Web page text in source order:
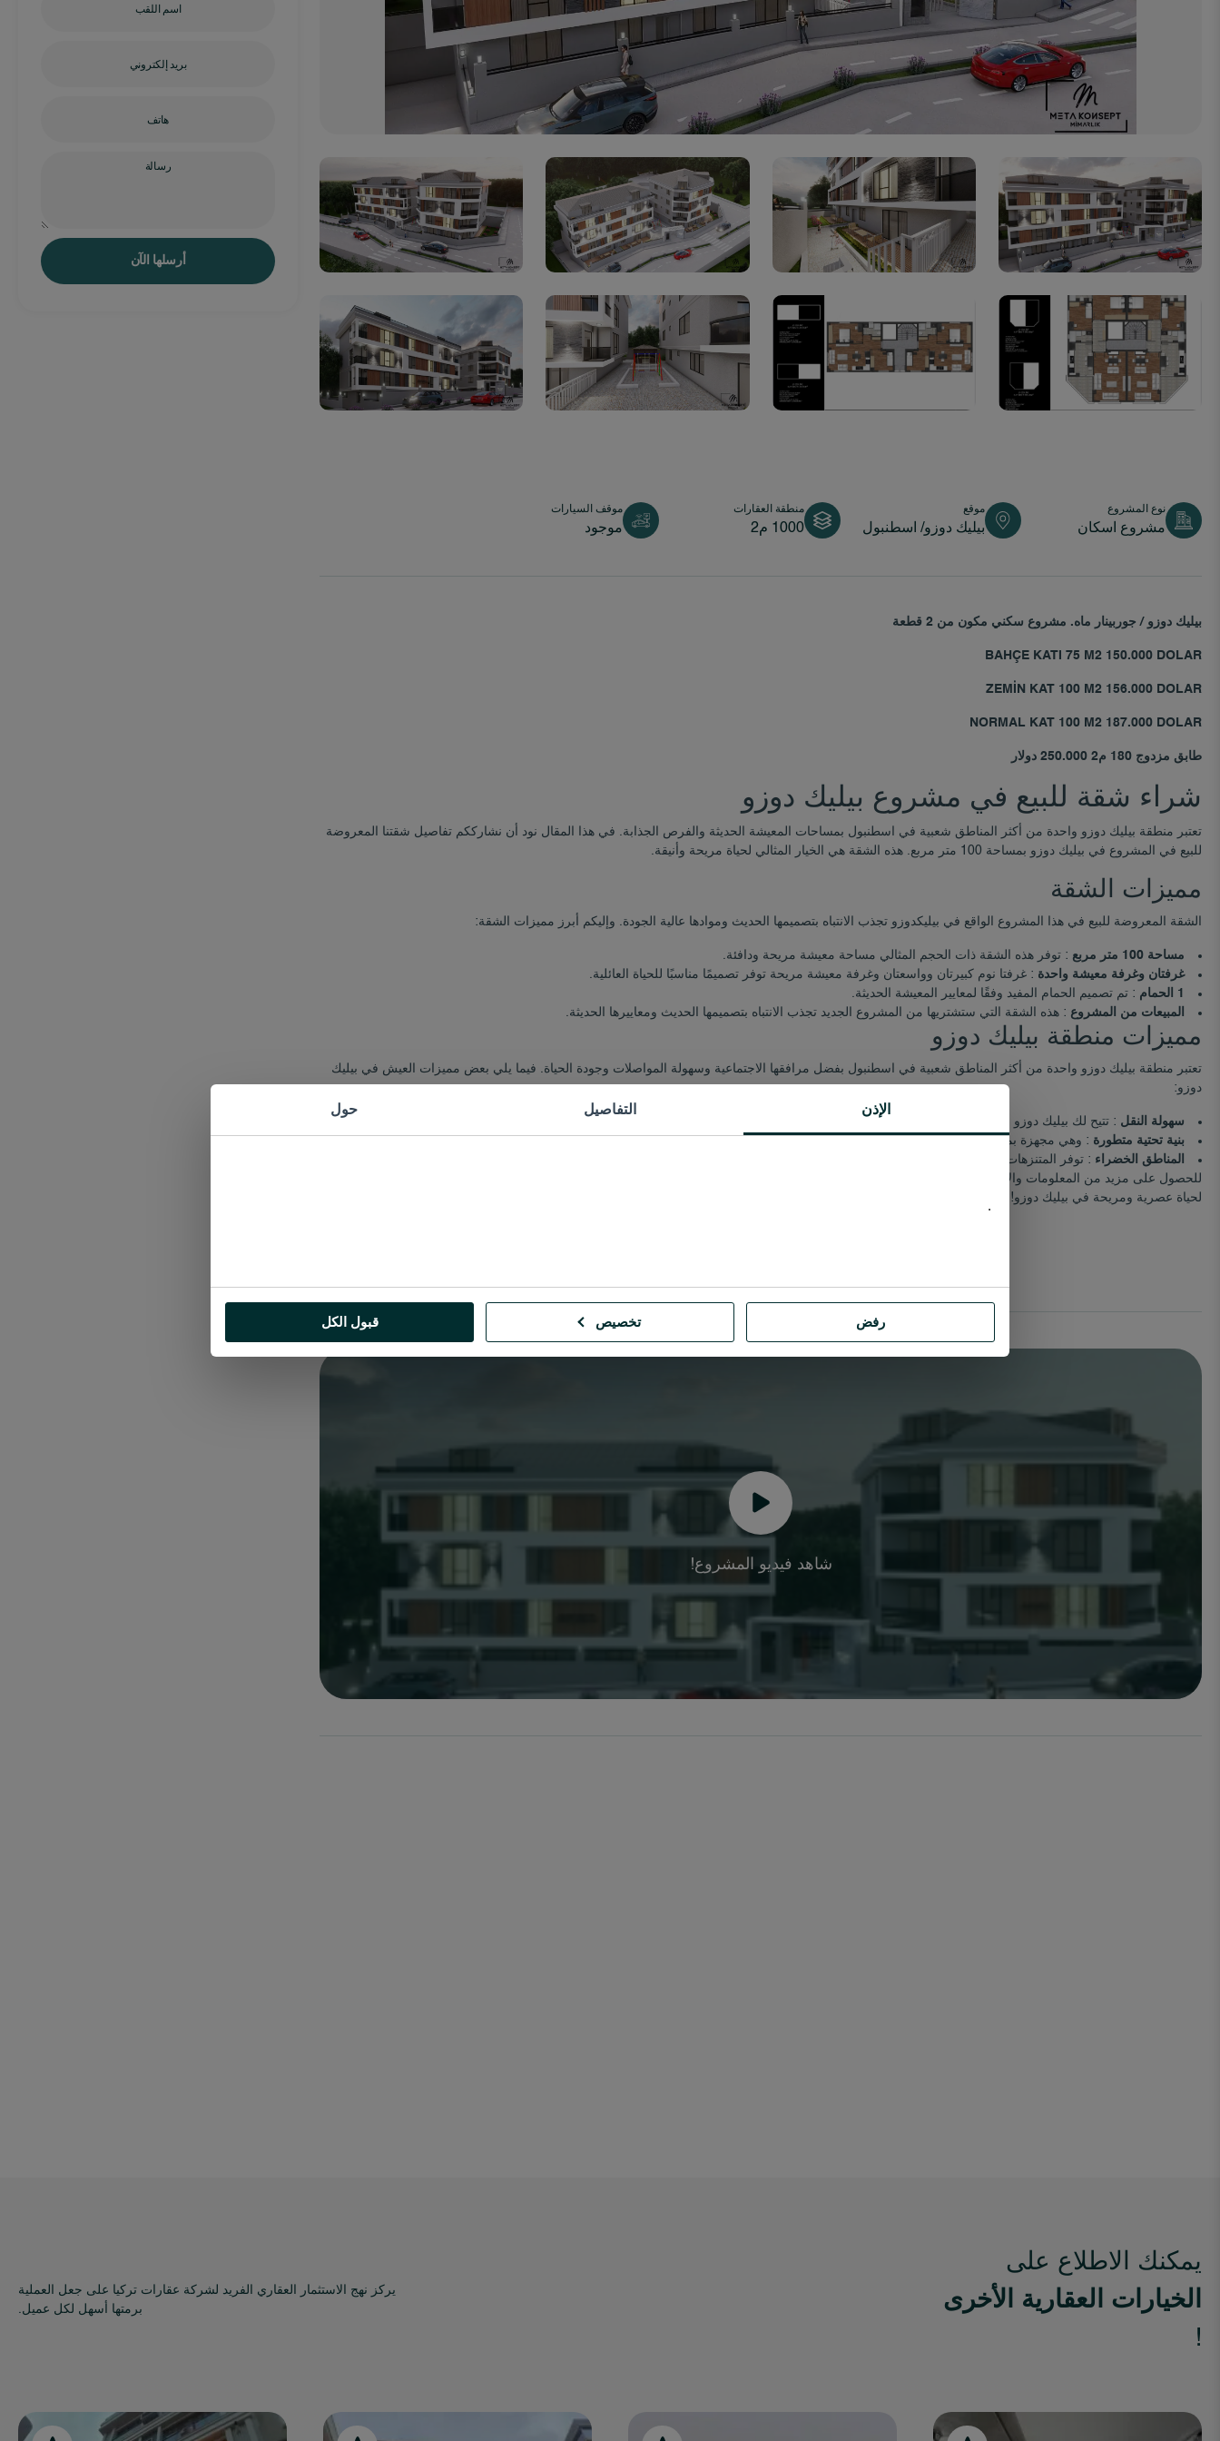
نوع المشروع
مشروع اسكان
موقع
بيليك دوزو/ اسطنبول
منطقة العقارات
1000 م2
موقف السيارات
موجود
بيليك دوزو / جوربينار ماه. مشروع سكني مكون من 2 قطعة
BAHÇE KATI 75 M2 150.000 DOLAR
ZEMİN KAT 100 M2 156.000 DOLAR
NORMAL KAT 100 M2 187.000 DOLAR
طابق مزدوج 180 م2 250.000 دولار
شراء شقة للبيع في مشروع بيليك دوزو
تعتبر منطقة بيليك دوزو واحدة من أكثر المناطق شعبية في اسطنبول بمساحات المعيشة الحديثة والفرص الجذابة. في هذا المقال نود أن نشارككم تفاصيل شقتنا المعروضة
للبيع في المشروع في بيليك دوزو بمساحة 100 متر مربع. هذه الشقة هي الخيار المثالي لحياة مريحة وأنيقة.
مميزات الشقة
الشقة المعروضة للبيع في هذا المشروع الواقع في بيليكدوزو تجذب الانتباه بتصميمها الحديث وموادها عالية الجودة. وإليكم أبرز مميزات الشقة:
مساحة 100 متر مربع
: توفر هذه الشقة ذات الحجم المثالي مساحة معيشة مريحة ودافئة.
غرفتان وغرفة معيشة واحدة : غرفتا نوم كبيرتان وواسعتان وغرفة معيشة مريحة توفر تصميمًا مناسبًا للحياة العائلية.
1 الحمام
: تم تصميم الحمام المفيد وفقًا لمعايير المعيشة الحديثة.
المبيعات من المشروع : هذه الشقة التي ستشتريها من المشروع الجديد تجذب الانتباه بتصميمها الحديث ومعاييرها الحديثة.
مميزات منطقة بيليك دوزو
تعتبر منطقة بيليك دوزو واحدة من أكثر المناطق شعبية في اسطنبول بفضل مرافقها الاجتماعية وسهولة المواصلات وجودة الحياة. فيما يلي بعض مميزات العيش في بيليك
دوزو:
سهولة النقل : تتيح لك بيليك دوزو الوصول بسهولة إلى أجزاء أخرى من إسطنبول باستخدام خطوط المتروباص والحافلات.
بنية تحتية متطورة : وهي مجهزة بمراكز التسوق الحديثة والمدارس والمستشفيات والمرافق الاجتماعية.
المناطق الخضراء : توفر المتنزهات والمناطق الخضراء حياة هادئة وصحية في بيليك دوزو.
للحصول على مزيد من المعلومات والاطلاع على تفاصيل الشقة المعروضة للبيع في هذا المشروع، يمكنك زيارة موقع
لحياة عصرية ومريحة في بيليك دوزو!
شاهد فيديو المشروع!
أرسلها الآن
يمكنك الاطلاع على
الخيارات العقارية الأخرى
!
يركز نهج الاستثمار العقاري الفريد لشركة عقارات تركيا على جعل العملية
برمتها أسهل لكل عميل.
الإذن التفاصيل حول
.
رفض تخصيص قبول الكل